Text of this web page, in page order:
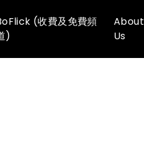
(收費及免費頻
)
About
Us